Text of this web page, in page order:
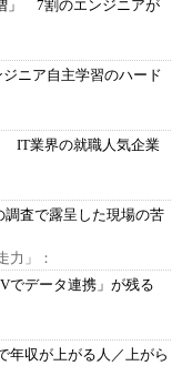
」 7割のエンジニアが
ニア自主学習のハード
IT業界の就職人気企業
査で露呈した現場の苦
力」：
でデータ連携」が残る
年収が上がる人／上がら